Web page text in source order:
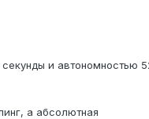
и автономностью
а абсолютная